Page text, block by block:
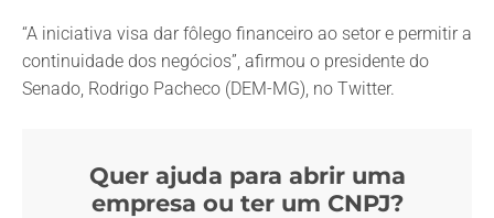
“A iniciativa visa dar fôlego financeiro ao setor e permitir a
continuidade dos negócios”, afirmou o presidente do
Senado, Rodrigo Pacheco (DEM-MG), no Twitter.
Quer ajuda para abrir uma
empresa ou ter um CNPJ?